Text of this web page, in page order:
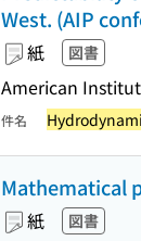
West. (AIP
紙 図書
American
件名
Mathematical
紙 図書